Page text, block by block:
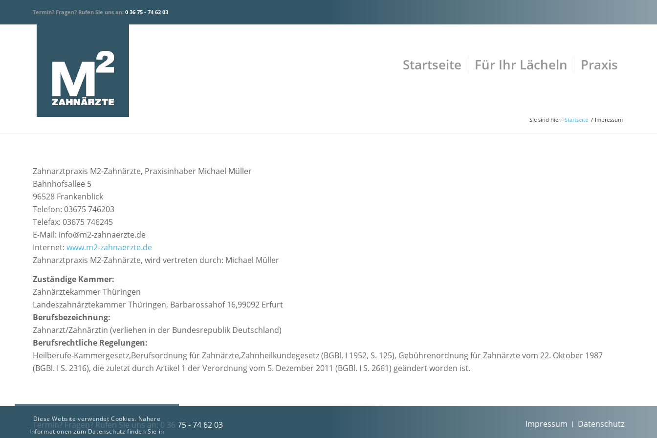
Termin? Fragen? Rufen Sie uns an: 0 36 75 - 74 62 03
Startseite Für Ihr Lächeln Praxis
Sie sind hier: Startseite / Impressum
Zahnarztpraxis M2-Zahnärzte, Praxisinhaber Michael Müller
Bahnhofsallee 5
96528 Frankenblick
Telefon: 03675 746203
Telefax: 03675 746245
E-Mail: info@m2-zahnaerzte.de
Internet: www.m2-zahnaerzte.de
Zahnarztpraxis M2-Zahnärzte, wird vertreten durch: Michael Müller
Zuständige Kammer:
Zahnärztekammer Thüringen
Landeszahnärztekammer Thüringen, Barbarossahof 16,99092 Erfurt
Berufsbezeichnung:
Zahnarzt/Zahnärztin (verliehen in der Bundesrepublik Deutschland)
Berufsrechtliche Regelungen:
Heilberufe-Kammergesetz,Berufsordnung für Zahnärzte,Zahnheilkundegesetz (BGBl. I 1952, S. 125), Gebührenordnung für Zahnärzte vom 22. Oktober 1987
(BGBl. I S. 2316), die zuletzt durch Artikel 1 der Verordnung vom 5. Dezember 2011 (BGBl. I S. 2661) geändert worden ist.
Termin? Fragen? Rufen Sie uns an: 0 36 75 - 74 62 03 Impressum Datenschutz
Diese Website verwendet Cookies. Nähere
Informationen zum Datenschutz finden Sie in